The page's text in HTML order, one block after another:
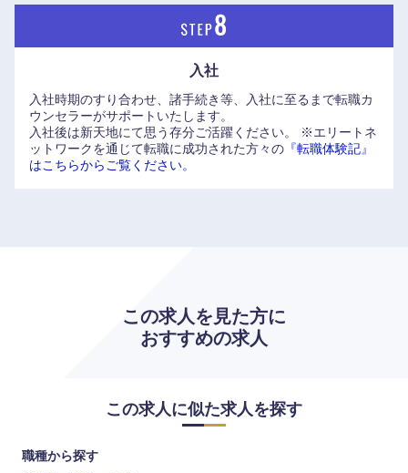
入社
入社時期のすり合わせ、諸手続き等、入社に至るまで転職カ
ウンセラーがサポートいたします。
入社後は新天地にて思う存分ご活躍ください。
※エリートネ
ットワークを通じて転職に成功された方々の 『転職体験記』
はこちらからご覧ください。
この求人を見た方に
おすすめの求人
この求人に似た求人を探す
職種から探す